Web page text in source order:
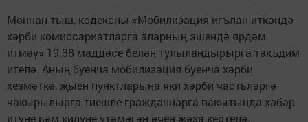
Моннан тыш, кодексны «Мобилизация игълан иткәндә
хәрби комиссариатларга аларның эшендә ярдәм
итмәү» 19.38 маддәсе белән тулыландырырга тәкъдим
ителә. Аның буенча мобилизация буенча хәрби
хезмәткә, җыен пунктларына яки хәрби частьләргә
чакырылырга тиешле гражданнарга вакытында хәбәр
итүне һәм килүне үтәмәгән өчен җәза кертелә.